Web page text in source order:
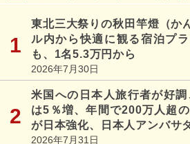
東北三大祭りの秋田竿燈（か
ル内から快適に観る宿泊プ
も、1名5.3万円から
2026年7月30日
米国への日本人旅行者が好
は5％増、年間で200万人超
が日本強化、日本人アンバサ
2026年7月31日